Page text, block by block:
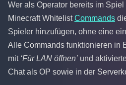
Wer als Operator bereits im Spiel
Minecraft WhitelistCommands
Spieler hinzufügen, ohne eine
Alle Commands funktionieren in
mit ‘Für LAN öffnen’ und
Chat als OP sowie in der